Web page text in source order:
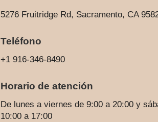
5276 Fruitridge Rd, Sacramento, CA
Teléfono
+1 916-346-8490
Horario de atención
De lunes a viernes de 9:00 a 20:00 y
10:00 a 17:00